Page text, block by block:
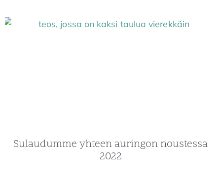
Sulaudumme yhteen auringon noustessa
2022